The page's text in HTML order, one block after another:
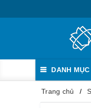
DANH
Trang chủ